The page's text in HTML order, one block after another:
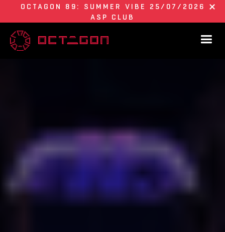
OCTAGON 89: SUMMER VIBE 25/07/2026
ASP CLUB